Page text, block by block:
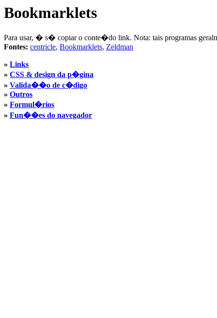
Bookmarklets
Para usar, � s� copiar o conte�do link. Nota: tais programas
Fontes: centricle, Bookmarklets, Zeldman
» Links
» CSS & design da p�gina
» Valida��o de c�digo
» Outros
» Formul�rios
» Fun��es do navegador